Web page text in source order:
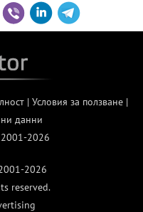
| Условия за ползване|
данни
2026
2026
reserved.